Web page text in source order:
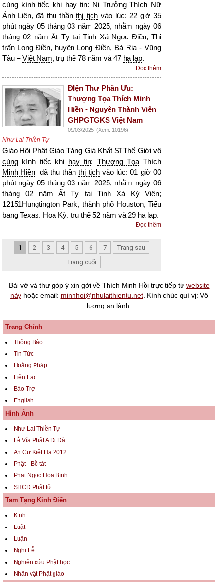
cùng kính tiếc khi hay tin: Ni Trưởng Thích Nữ
Ánh Liên, đã thu thầnthị tịchvào lúc: 22 giờ 35
phút ngày 05 tháng 03 năm 2025, nhằm ngày 06
tháng 02 năm Ất Tỵ tạiTịnh XáNgọc Điền, Thị
trấn Long Điền, huyện Long Điền, Bà Rịa - Vũng
Tàu –Việt Nam, trụ thế 78 năm và 47 hạ lạp.
Đọc thêm
ĐIện Thư Phân Ưu:
Thượng Tọa Thích Minh
Hiền - Nguyên Thành Viên
GHPGTGKS Việt Nam
09/03/2025 (Xem: 10196)
Như Lai Thiền Tự
Giáo Hội Phật Giáo Tăng Già Khất Sĩ Thế Giới vô
cùng kính tiếc khi hay tin: Thượng TọaThích
Minh Hiền, đã thu thầnthị tịchvào lúc: 01 giờ 00
phút ngày 05 tháng 03 năm 2025, nhằm ngày 06
tháng 02 năm Ất Tỵ tại Tịnh Xá Kỳ Viên;
12151Hungtington Park, thành phố Houston, Tiểu
bang Texas, Hoa Kỳ, trụ thế 52 năm và 29 hạ lạp.
Đọc thêm
1 2 3 4 5 6 7
Trang sau
Trang cuối
Bài vở và thư góp ý xin gởi về Thích Minh Hồi trực tiếp từ website
nàyhoặc email: minhhoi@nhulaithientu.net. Kính chúc quí vị: Vô
lượng an lành.
Trang Chính
Thông Báo
Tin Tức
Hoằng Pháp
Liên Lạc
Bảo Trợ
English
Hình Ảnh
Như Lai Thiền Tự
Lễ Vía Phật A Di Đà
An Cư Kiết Hạ 2012
Phật - Bồ tát
Phật Ngọc Hòa Bình
SHCĐ Phật tử
Tam Tạng Kinh Điển
Kinh
Luật
Luận
Nghi Lễ
Nghiên cứu Phật học
Nhân vật Phật giáo